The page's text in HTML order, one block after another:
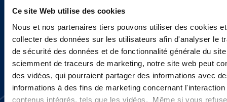
Ce site Web utilise des cookies
Nous et nos partenaires tiers pouvons utiliser des cookies
collecter des données sur les utilisateurs afin d'analyser le
de sécurité des données et de fonctionnalité générale du
sciemment de traceurs de marketing, notre site web peut
des vidéos, qui pourraient partager des informations avec
informations à des fins de marketing concernant
contenus intégrés, tels que les vidéos. Même si vous
SIGN UP NOW